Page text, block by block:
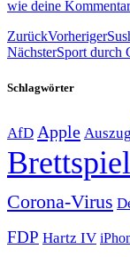
wie deine
ZurückVorheriger
NächsterSport durch
Schlagwörter
AfD Apple Auszug
Corona-Virus
FDP Hartz IV